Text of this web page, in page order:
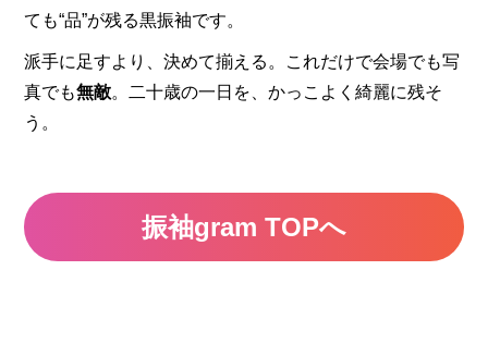
ても“品”が残る黒振袖です。
派手に足すより、決めて揃える。これだけで会場でも写
真でも無敵。二十歳の一日を、かっこよく綺麗に残そ
う。
振袖gram TOPへ